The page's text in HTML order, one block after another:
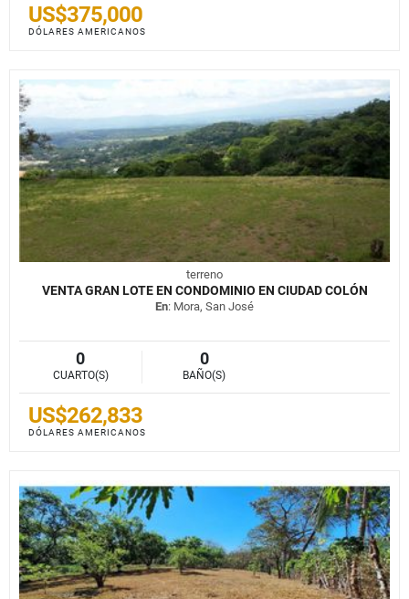
US$375,000
DÓLARES AMERICANOS
terreno
VENTA GRAN LOTE EN CONDOMINIO EN CIUDAD COLÓN
En: Mora, San José
0
CUARTO(S)
0
BAÑO(S)
US$262,833
DÓLARES AMERICANOS